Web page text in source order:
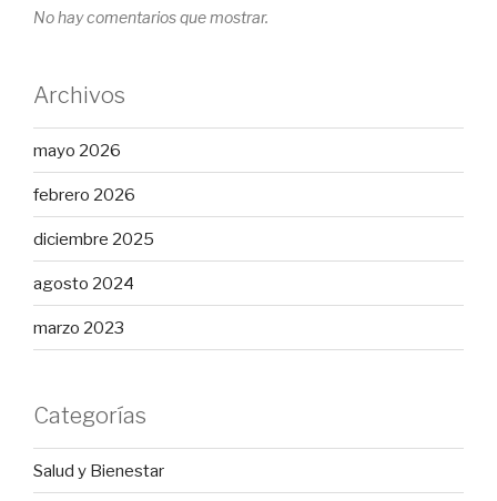
No hay comentarios que mostrar.
Archivos
mayo 2026
febrero 2026
diciembre 2025
agosto 2024
marzo 2023
Categorías
Salud y Bienestar